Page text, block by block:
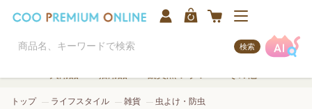
検索
トップ ライフスタイル 雑貨 虫よけ・防虫